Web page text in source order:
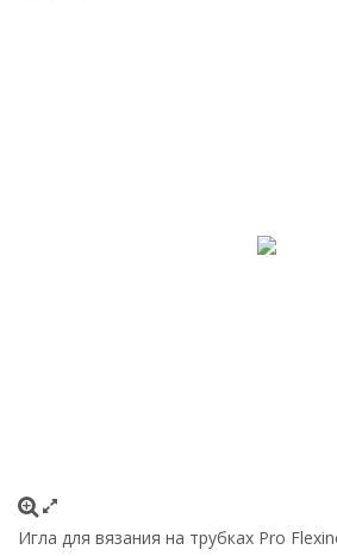
Игла для вязания на трубках Pro